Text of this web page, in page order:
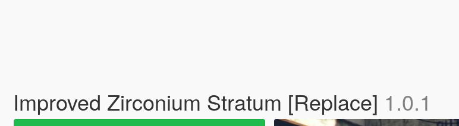
Improved Zirconium Stratum [Replace] 1.0.1